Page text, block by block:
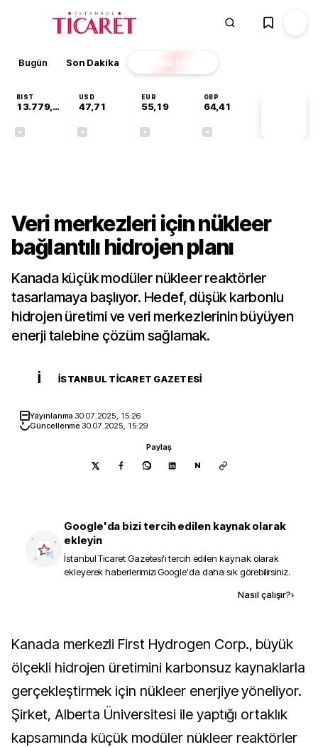
Bugün Son Dakika Finans EKSTRA
BIST
13.779,39
USD
47,71
EUR
55,19
GBP
64,41
Veri merkezleri için nükleer
bağlantılı hidrojen planı
Kanada küçük modüler nükleer reaktörler
tasarlamaya başlıyor. Hedef, düşük karbonlu
hidrojen üretimi ve veri merkezlerinin büyüyen
enerji talebine çözüm sağlamak.
İ İSTANBUL TICARET GAZETESI
Yayınlanma 30.07.2025, 15:26
Güncellenme 30.07.2025, 15:29
Paylaş
N
Google'da bizi tercih edilen kaynak olarak
ekleyin
İstanbul Ticaret Gazetesi'i tercih edilen kaynak olarak
ekleyerek haberlerimizi Google'da daha sık görebilirsiniz.
Nasıl çalışır?›
Kanada merkezli First Hydrogen Corp., büyük
ölçekli hidrojen üretimini karbonsuz kaynaklarla
gerçekleştirmek için nükleer enerjiye yöneliyor.
Şirket, Alberta Üniversitesi ile yaptığı ortaklık
kapsamında küçük modüler nükleer reaktörler